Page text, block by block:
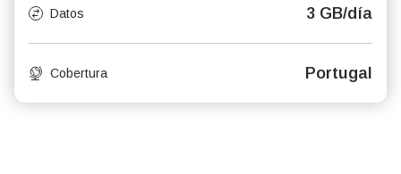
Datos 3 GB/día
Cobertura Portugal